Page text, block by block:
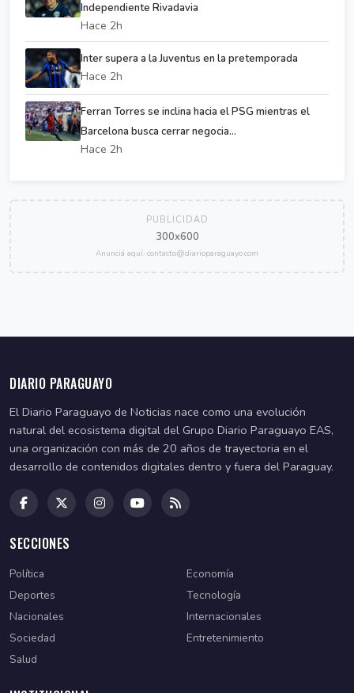
Independiente Rivadavia
Hace 2h
Inter supera a la Juventus en la pretemporada
Hace 2h
Ferran Torres se inclina hacia el PSG mientras el
Barcelona busca cerrar negocia...
Hace 2h
PUBLICIDAD
300x600
Anunciá aquí: contacto@diarioparaguayo.com
DIARIO PARAGUAYO
El Diario Paraguayo de Noticias nace como una evolución
natural del ecosistema digital del Grupo Diario Paraguayo EAS,
una organización con más de 20 años de trayectoria en el
desarrollo de contenidos digitales dentro y fuera del Paraguay.
SECCIONES
Política
Economía
Deportes
Tecnología
Nacionales
Internacionales
Sociedad
Entretenimiento
Salud